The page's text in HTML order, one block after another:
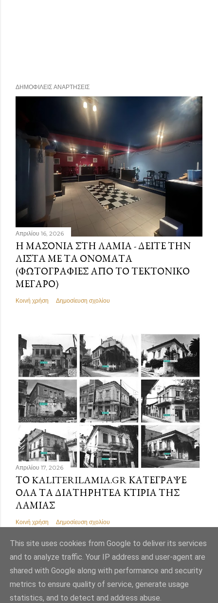
ΔΗΜΟΦΙΛΕΊΣ ΑΝΑΡΤΉΣΕΙΣ
Απριλίου 16, 2026
Η ΜΑΣΟΝΊΑ ΣΤΗ ΛΑΜΊΑ - ΔΕΊΤΕ ΤΗΝ
ΛΊΣΤΑ ΜΕ ΤΑ ΟΝΌΜΑΤΑ
(ΦΩΤΟΓΡΑΦΊΕΣ ΑΠΌ ΤΟ ΤΕΚΤΟΝΙΚΌ
ΜΈΓΑΡΟ)
Κοινή χρήση Δημοσίευση σχολίου
Απριλίου 17, 2026
ΤΟ KALITERILAMIA.GR ΚΑΤΈΓΡΑΨΕ
ΌΛΑ ΤΑ ΔΙΑΤΗΡΗΤΈΑ ΚΤΊΡΙΑ ΤΗΣ
ΛΑΜΊΑΣ
Κοινή χρήση Δημοσίευση σχολίου
Από το Blogger
Εικόνες θέματος απόMae Burke
This site uses cookies from Google to deliver its services
and to analyze traffic. Your IP address and user-agent are
shared with Google along with performance and security
metrics to ensure quality of service, generate usage
statistics, and to detect and address abuse.